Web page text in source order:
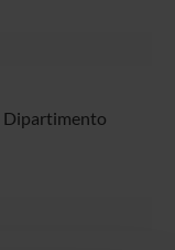
Dipartimento